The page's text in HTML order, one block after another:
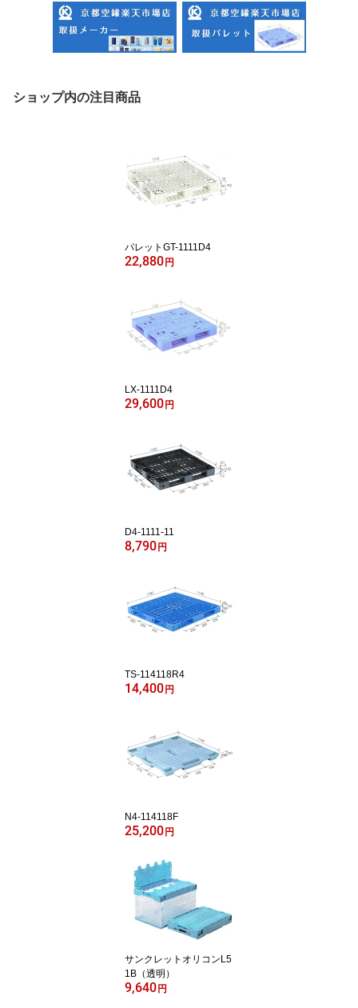
ショップ内の注目商品
パレットGT-1111D4
22,880 円
LX-1111D4
29,600 円
D4-1111-11
8,790 円
TS-114118R4
14,400 円
N4-114118F
25,200 円
サンクレットオリコンL5
1B（透明）
9,640 円